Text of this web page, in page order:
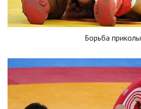
Борьба приколы